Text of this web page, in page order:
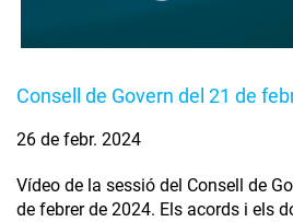
Consell de Govern del 21 de
26 de febr. 2024
Vídeo de la sessió del Consell de
de febrer de 2024. Els acords i els